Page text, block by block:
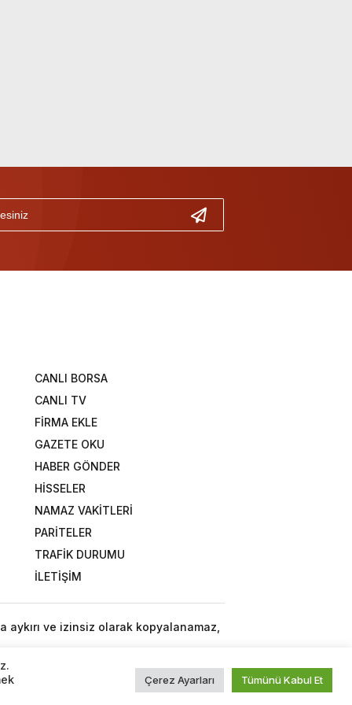
CANLI BORSA
CANLI TV
FİRMA EKLE
GAZETE OKU
HABER GÖNDER
HİSSELER
NAMAZ VAKİTLERİ
PARİTELER
TRAFİK DURUMU
İLETİŞİM
ve izinsiz olarak kopyalanamaz,
Çerez Ayarları Tümünü Kabul Et